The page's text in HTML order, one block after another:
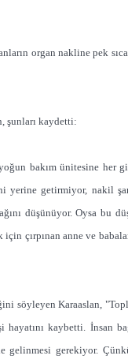
organ nakline pek
şunları kaydetti:
bakım ünitesine her
yerine getirmiyor, nakil
düşünüyor. Oysa bu
çırpınan anne ve
söyleyen Karaaslan,
kaybetti. İnsan
gelinmesi gerekiyor.